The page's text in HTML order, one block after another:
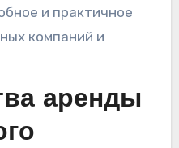
и практичное
компаний и
аренды